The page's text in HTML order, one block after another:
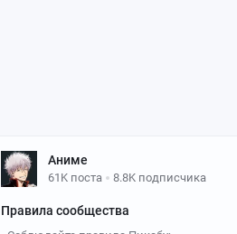
Аниме
61K поста 8.8K подписчика
Правила сообщества